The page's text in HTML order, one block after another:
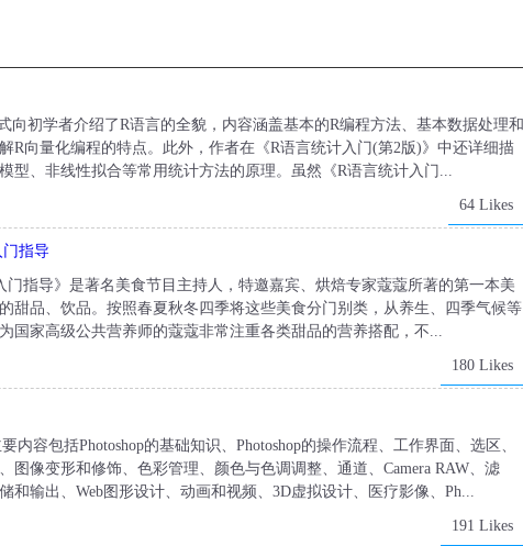
向初学者介绍了R语言的全貌，内容涵盖基本的R编程方法、基本数据处理和
R向量化编程的特点。此外，作者在《R语言统计入门(第2版)》中还详细描
型、非线性拟合等常用统计方法的原理。虽然《R语言统计入门...
64 Likes
指导
门指导》是著名美食节目主持人，特邀嘉宾、烘焙专家蔻蔻所著的第一本美
甜品、饮品。按照春夏秋冬四季将这些美食分门别类，从养生、四季气候等
国家高级公共营养师的蔻蔻非常注重各类甜品的营养搭配，不...
180 Likes
内容包括Photoshop的基础知识、Photoshop的操作流程、工作界面、选区、
图像变形和修饰、色彩管理、颜色与色调调整、通道、Camera RAW、滤
和输出、Web图形设计、动画和视频、3D虚拟设计、医疗影像、Ph...
191 Likes